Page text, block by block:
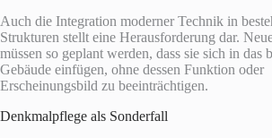
Auch die Integration moderner Technik in
Strukturen stellt eine Herausforderung dar.
müssen so geplant werden, dass sie sich in das
Gebäude einfügen, ohne dessen Funktion oder
Erscheinungsbild zu beeinträchtigen.
Denkmalpflege als Sonderfall